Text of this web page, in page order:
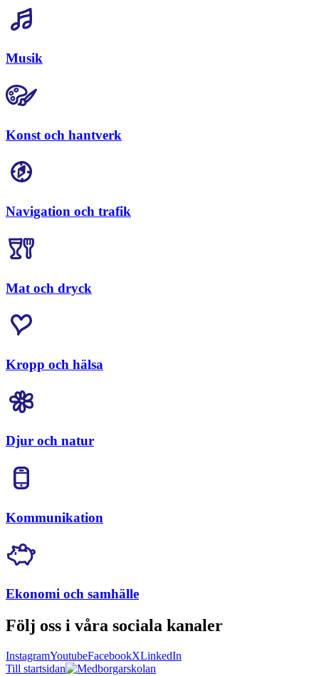
Musik
Konst och hantverk
Navigation och trafik
Mat och dryck
Kropp och hälsa
Djur och natur
Kommunikation
Ekonomi och samhälle
Följ oss i våra sociala kanaler
InstagramYoutubeFacebookXLinkedIn
Till startsidan